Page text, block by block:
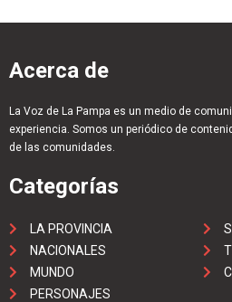
Acerca de
La Voz de La Pampa es un medio de
experiencia. Somos un periódico de
de las comunidades.
Categorías
LA PROVINCIA
NACIONALES
MUNDO
PERSONAJES